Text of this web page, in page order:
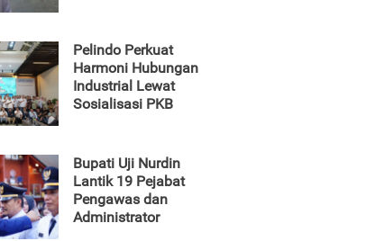
Pelindo Perkuat
Harmoni Hubungan
Industrial Lewat
Sosialisasi PKB
Bupati Uji Nurdin
Lantik 19 Pejabat
Pengawas dan
Administrator